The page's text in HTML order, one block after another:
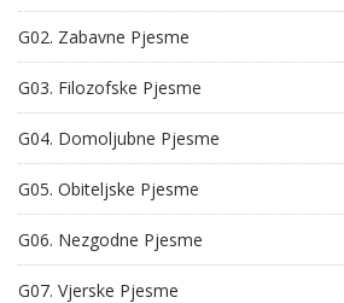
G02. Zabavne Pjesme
G03. Filozofske Pjesme
G04. Domoljubne Pjesme
G05. Obiteljske Pjesme
G06. Nezgodne Pjesme
G07. Vjerske Pjesme